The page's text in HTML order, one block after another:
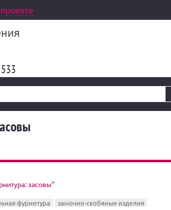
засовы"
фурнитура
замочно-скобяные изделия